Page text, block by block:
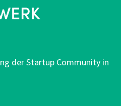
der Startup Community in